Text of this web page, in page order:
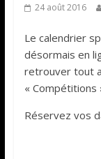
24 août 2016
Le calendrier
désormais en
retrouver tout
« Compétitions
Réservez vos